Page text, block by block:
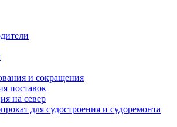
и сокращения
поставок
на север
для судостроения и судоремонта